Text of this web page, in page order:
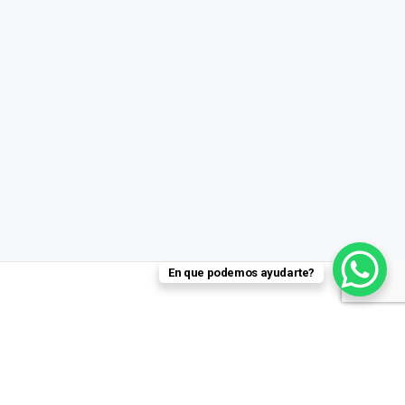
En que podemos ayudarte?